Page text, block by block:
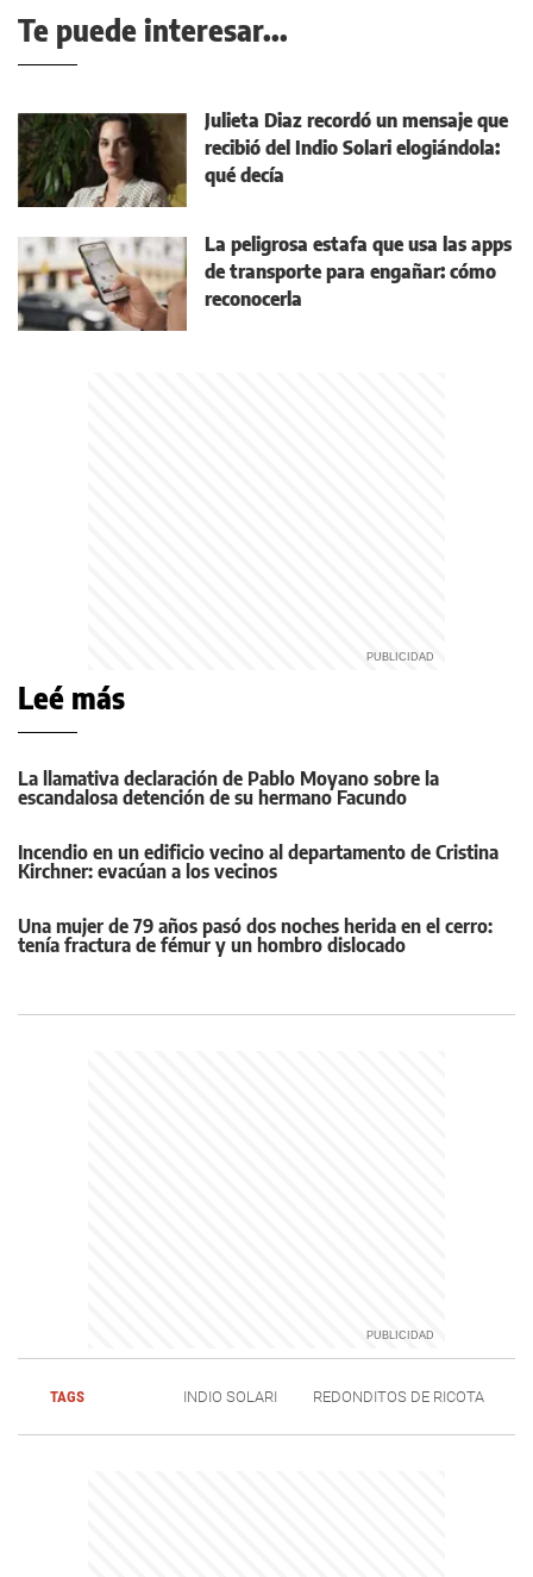
Te puede interesar...
Julieta Diaz recordó un mensaje que
recibió del Indio Solari elogiándola:
qué decía
La peligrosa estafa que usa las apps
de transporte para engañar: cómo
reconocerla
Leé más
La llamativa declaración de Pablo Moyano sobre la
escandalosa detención de su hermano Facundo
Incendio en un edificio vecino al departamento de Cristina
Kirchner: evacúan a los vecinos
Una mujer de 79 años pasó dos noches herida en el cerro:
tenía fractura de fémur y un hombro dislocado
TAGS INDIO SOLARI REDONDITOS DE RICOTA